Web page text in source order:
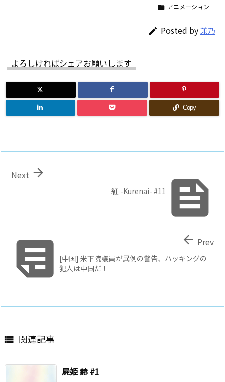
 アニメーション
 Posted by兼乃
よろしければシェアお願いします
Copy

紅 -Kurenai- #11

Next
[中国] 米下院議員が異例の警告、ハッキングの
犯人は中国だ！
 Prev
 関連記事
屍姫 赫 #1